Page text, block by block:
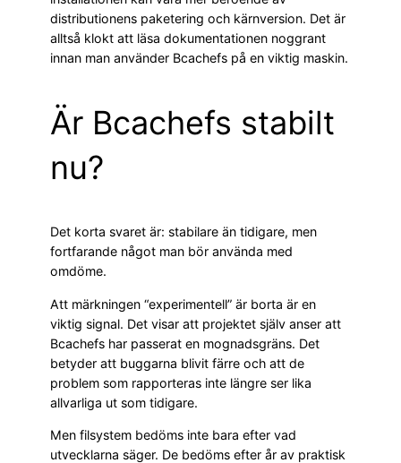
distributionens paketering och kärnversion. Det är
alltså klokt att läsa dokumentationen noggrant
innan man använder Bcachefs på en viktig maskin.
Är Bcachefs stabilt
nu?
Det korta svaret är: stabilare än tidigare, men
fortfarande något man bör använda med
omdöme.
Att märkningen “experimentell” är borta är en
viktig signal. Det visar att projektet själv anser att
Bcachefs har passerat en mognadsgräns. Det
betyder att buggarna blivit färre och att de
problem som rapporteras inte längre ser lika
allvarliga ut som tidigare.
Men filsystem bedöms inte bara efter vad
utvecklarna säger. De bedöms efter år av praktisk